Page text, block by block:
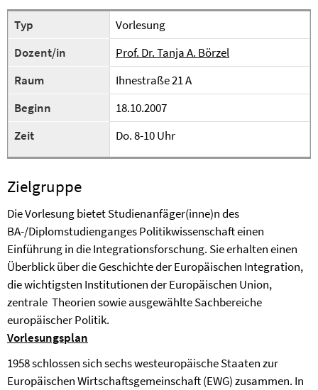
Typ
Vorlesung
Dozent/in
Prof. Dr. Tanja A. Börzel
Raum
Ihnestraße 21 A
Beginn
18.10.2007
Zeit
Do. 8-10 Uhr
Zielgruppe
Die Vorlesung bietet Studienanfäger(inne)n des
BA-/Diplomstudienganges Politikwissenschaft einen
Einführung in die Integrationsforschung. Sie erhalten einen
Überblick über die Geschichte der Europäischen Integration,
die wichtigsten Institutionen der Europäischen Union,
zentrale Theorien sowie ausgewählte Sachbereiche
europäischer Politik.
Vorlesungsplan
1958 schlossen sich sechs westeuropäische Staaten zur
Europäischen Wirtschaftsgemeinschaft (EWG) zusammen. In